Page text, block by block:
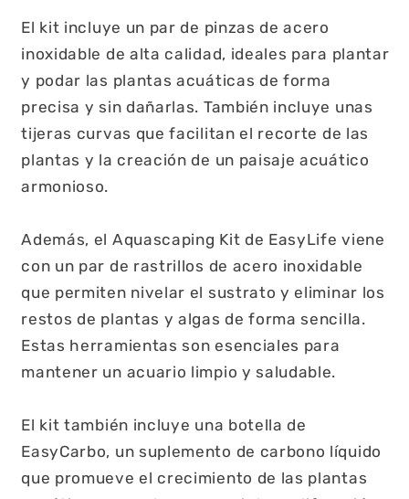
El kit incluye un par de pinzas de acero
inoxidable de alta calidad, ideales para plantar
y podar las plantas acuáticas de forma
precisa y sin dañarlas. También incluye unas
tijeras curvas que facilitan el recorte de las
plantas y la creación de un paisaje acuático
armonioso.
Además, el Aquascaping Kit de EasyLife viene
con un par de rastrillos de acero inoxidable
que permiten nivelar el sustrato y eliminar los
restos de plantas y algas de forma sencilla.
Estas herramientas son esenciales para
mantener un acuario limpio y saludable.
El kit también incluye una botella de
EasyCarbo, un suplemento de carbono líquido
que promueve el crecimiento de las plantas